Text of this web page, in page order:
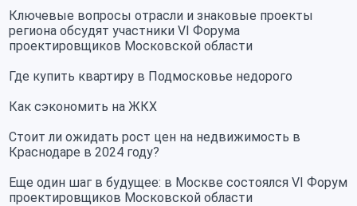
Ключевые вопросы отрасли и знаковые проекты
региона обсудят участники VI Форума
проектировщиков Московской области
Где купить квартиру в Подмосковье недорого
Как сэкономить на ЖКХ
Стоит ли ожидать рост цен на недвижимость в
Краснодаре в 2024 году?
Еще один шаг в будущее: в Москве состоялся VI Форум
проектировщиков Московской области